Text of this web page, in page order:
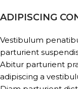
ADIPISCING
Vestibulum
parturient
Abitur parturient
adipiscing a